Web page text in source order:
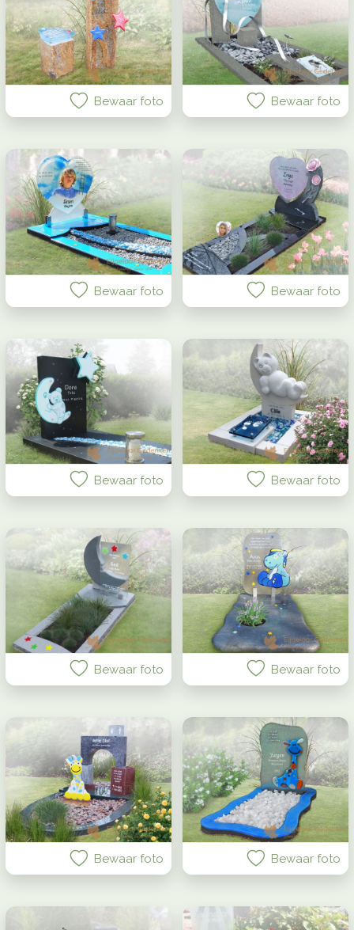
Bewaar foto Bewaar foto
Bewaar foto Bewaar foto
Bewaar foto Bewaar foto
Bewaar foto Bewaar foto
Bewaar foto Bewaar foto